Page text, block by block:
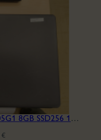
DELL VOSTRO 3501 I3-1005G1 8GB SSD256 15.6′ H6HQLB3
€